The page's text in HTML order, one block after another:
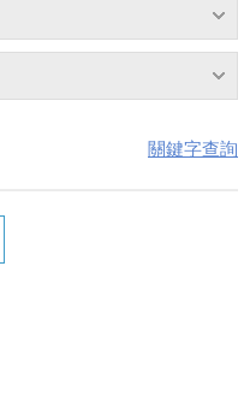
關鍵字查詢